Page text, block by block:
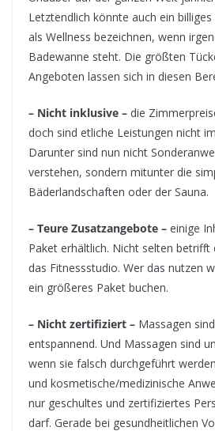
Letztendlich könnte auch ein
als Wellness bezeichnen, wenn
Badewanne steht. Die größten
Angeboten lassen sich in diesen
– Nicht inklusive – die
doch sind etliche Leistungen nicht
Darunter sind nun nicht
verstehen, sondern mitunter die
Bäderlandschaften oder der Sauna.
– Teure Zusatzangebote – einige
Paket erhältlich. Nicht selten betrifft
das Fitnessstudio. Wer das nutzen
ein größeres Paket buchen.
– Nicht zertifiziert – Massagen
entspannend. Und Massagen sind
wenn sie falsch durchgeführt
und kosmetische/medizinische
nur geschultes und zertifiziertes
darf. Gerade bei gesundheitlichen